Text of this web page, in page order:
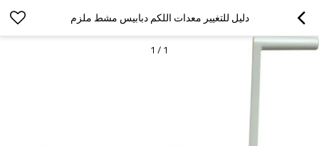
دليل للتغيير معدات اللكم دبابيس مشط ملزم
1
/
1